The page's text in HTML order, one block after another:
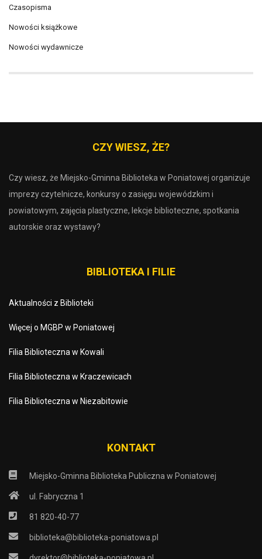
Czasopisma
Nowości książkowe
Nowości wydawnicze
CZY WIESZ, ŻE?
Czy wiesz, że Miejsko-Gminna Biblioteka w Poniatowej organizuje
imprezy czytelnicze, konkursy o zasięgu wojewódzkim i
powiatowym, zajęcia plastyczne, lekcje biblioteczne, spotkania
autorskie oraz wystawy?
BIBLIOTEKA I FILIE
Aktualności z Biblioteki
Więcej o MGBP w Poniatowej
Filia Biblioteczna w Kowali
Filia Biblioteczna w Kraczewicach
Filia Biblioteczna w Niezabitowie
KONTAKT
Miejsko-Gminna Biblioteka Publiczna w Poniatowej
ul. Fabryczna 1
81 820-40-77
biblioteka@biblioteka-poniatowa.pl